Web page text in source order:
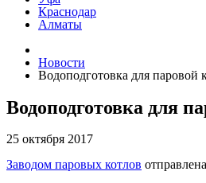
Краснодар
Алматы
Новости
Водоподготовка для паровой
Водоподготовка для
25 октября 2017
Заводом паровых котлов отправлена